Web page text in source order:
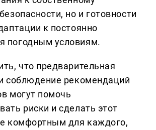
но и готовности
к постоянно
погодным условиям.
что предварительная
соблюдение рекомендаций
могут помочь
риски и сделать этот
комфортным для каждого,